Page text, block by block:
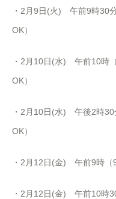
・2月9日(火) 午前9時30
OK）
・2月10日(水) 午前10時
OK）
・2月10日(水) 午後2時30
OK）
・2月12日(金) 午前9時（
・2月12日(金) 午前10時